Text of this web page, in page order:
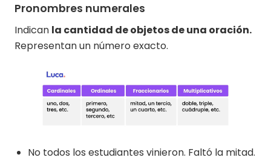
Pronombres numerales
Indican la cantidad de objetos de una oración.
Representan un número exacto.
No todos los estudiantes vinieron. Faltó la mitad.